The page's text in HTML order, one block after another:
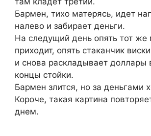
Бармен, тихо матерясь, идет
налево и забирает деньги.
На следущий день опять тот же
приходит, опять стаканчик
и снова раскладывает доллары
концы стойки.
Бармен злится, но за деньгами
Короче, такая картина
днем.